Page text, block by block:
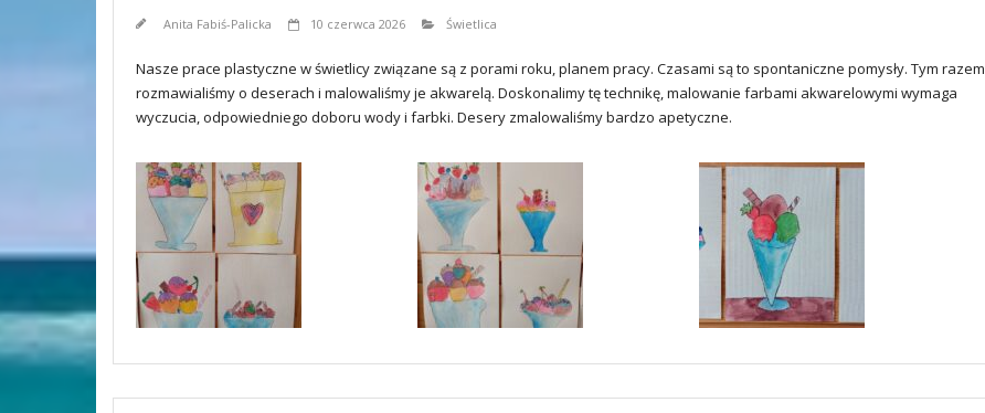
Anita Fabiś-Palicka 10 czerwca 2026 Świetlica
Nasze prace plastyczne w świetlicy związane są z porami roku, planem pracy. Czasami są to spontaniczne pomysły. Tym razem
rozmawialiśmy o deserach i malowaliśmy je akwarelą. Doskonalimy tę technikę, malowanie farbami akwarelowymi wymaga
wyczucia, odpowiedniego doboru wody i farbki. Desery zmalowaliśmy bardzo apetyczne.